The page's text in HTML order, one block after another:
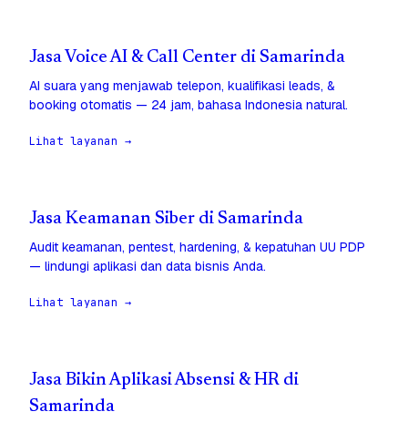
Jasa Voice AI & Call Center di Samarinda
AI suara yang menjawab telepon, kualifikasi leads, &
booking otomatis — 24 jam, bahasa Indonesia natural.
Lihat layanan →
Jasa Keamanan Siber di Samarinda
Audit keamanan, pentest, hardening, & kepatuhan UU PDP
— lindungi aplikasi dan data bisnis Anda.
Lihat layanan →
Jasa Bikin Aplikasi Absensi & HR di
Samarinda